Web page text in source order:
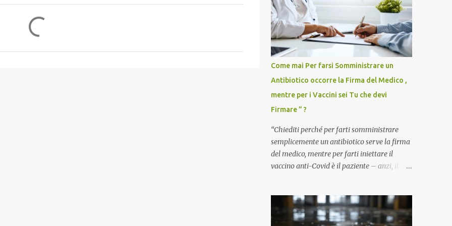
Come mai Per farsi Somministrare un
Antibiotico occorre la Firma del Medico ,
mentre per i Vaccini sei Tu che devi
Firmare ” ?
“Chiediti perché per farti somministrare
semplicemente un antibiotico serve la firma
del medico, mentre per farti iniettare il
vaccino anti-Covid è il paziente – anzi, il
domanda tanto semplice quanto devastante
quella posta dal dottor Andrea Stramezzi,